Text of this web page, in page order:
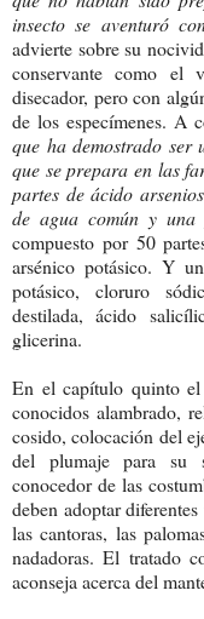
insecto se aventuró
advierte sobre su
conservante como el
disecador, pero con
de los especímenes. A
que ha demostrado ser
que se prepara en las
partes de ácido
de agua común y
compuesto por 50
arsénico potásico. Y
potásico, cloruro
destilada, ácido
glicerina.
En el capítulo quinto
conocidos alambrado,
cosido, colocación del
del plumaje para su
conocedor de las
deben adoptar
las cantoras, las
nadadoras. El tratado
aconseja acerca del